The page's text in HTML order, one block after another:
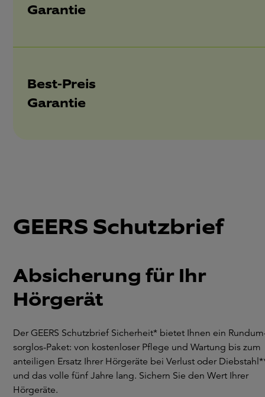
Garantie
Best-Preis
Garantie
GEERS Schutzbrief
Absicherung für Ihr
Hörgerät
Der GEERS Schutzbrief Sicherheit* bietet Ihnen ein
sorglos-Paket: von kostenloser Pflege und Wartung bis zum
anteiligen Ersatz Ihrer Hörgeräte bei Verlust oder
und das volle fünf Jahre lang. Sichern Sie den Wert Ihrer
Hörgeräte.